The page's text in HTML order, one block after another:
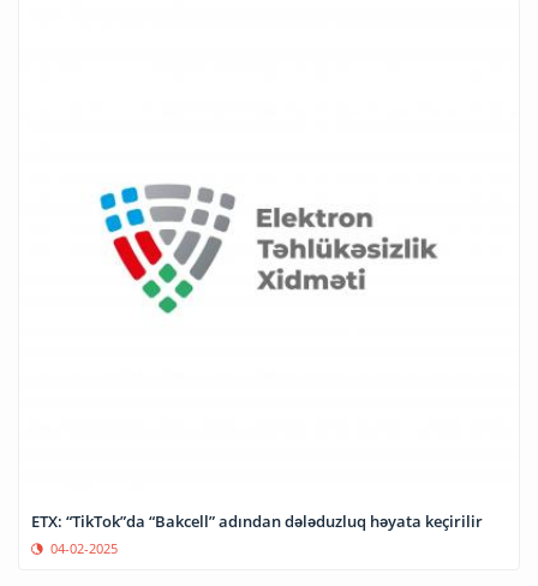
ETX: “TikTok”da “Bakcell” adından dələduzluq həyata keçirilir
04-02-2025